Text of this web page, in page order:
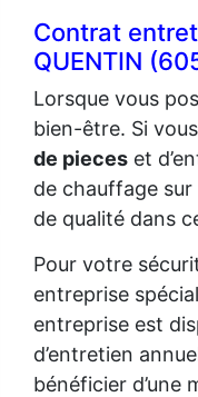
Contrat
QUENTIN
Lorsque vous
bien-être. Si
de pieces et
de chauffage
de qualité dans
Pour votre
entreprise
entreprise est
d’entretien
bénéficier d’une